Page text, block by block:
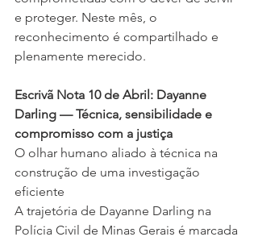
e proteger. Neste mês, o
reconhecimento é compartilhado e
plenamente merecido.
Escrivã Nota 10 de Abril: Dayanne
Darling — Técnica, sensibilidade e
compromisso com a justiça
O olhar humano aliado à técnica na
construção de uma investigação
eficiente
A trajetória de Dayanne Darling na
Polícia Civil de Minas Gerais é marcada